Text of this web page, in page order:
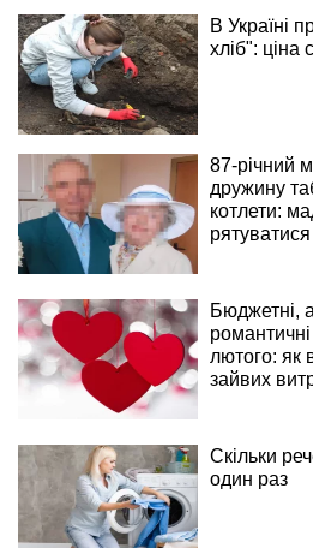
В Україні
хліб": ціна
87-річний
дружину
котлети:
рятуватися
Бюджетні,
лютого: як
зайвих
Скільки
один раз